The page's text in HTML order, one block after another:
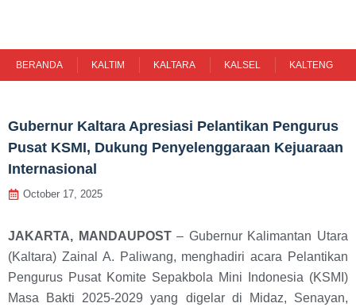
content
BERANDA KALTIM KALTARA KALSEL KALTENG
Gubernur Kaltara Apresiasi Pelantikan Pengurus
Pusat KSMI, Dukung Penyelenggaraan Kejuaraan
Internasional
October 17, 2025
JAKARTA, MANDAUPOST– Gubernur Kalimantan Utara
(Kaltara) Zainal A. Paliwang, menghadiri acara Pelantikan
Pengurus Pusat Komite Sepakbola Mini Indonesia (KSMI)
Masa Bakti 2025-2029 yang digelar di Midaz, Senayan,